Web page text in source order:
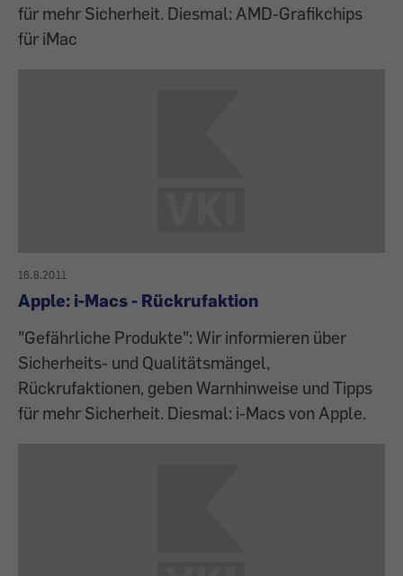
für mehr Sicherheit. Diesmal: AMD-Grafikchips
für iMac
16.8.2011
Apple: i-Macs - Rückrufaktion
"Gefährliche Produkte": Wir informieren über
Sicherheits- und Qualitätsmängel,
Rückrufaktionen, geben Warnhinweise und Tipps
für mehr Sicherheit. Diesmal: i-Macs von Apple.